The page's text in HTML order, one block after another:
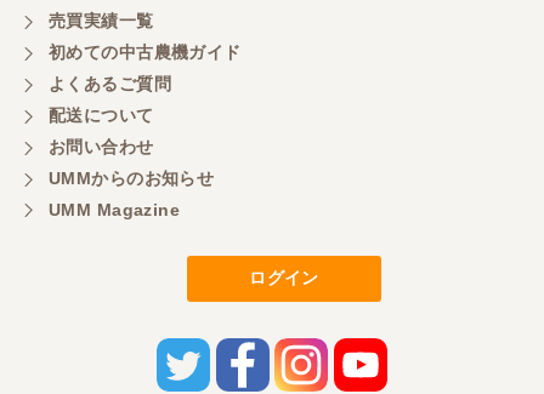
福岡県／マエカワ
ずーーと欲しかった 色彩選別機を買うことができ
ました。しかも、未使用の状態です。 当方の価格に
す。 直売用の米の販売促進に弾みをつけることがで
きます。 本当にありがとうございました。 また、ご
話連絡。こちらでも出品してて、尚且つこちらのほ
うが安く、さらに値引き、配送の手配までして頂き
ました。至れり尽くせりでした。ZP45Ⅼですが、発
売買実績一覧
初めての中古農機ガイド
よくあるご質問
配送について
お問い合わせ
UMMからのお知らせ
UMM Magazine
ログイン